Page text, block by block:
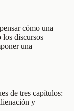
cómo una
los discursos
una
de tres capítulos:
y